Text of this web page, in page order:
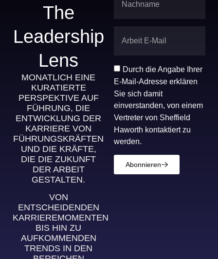
The
Leadership
Lens
MONATLICH EINE
KURATIERTE
PERSPEKTIVE AUF
FÜHRUNG, DIE
ENTWICKLUNG DER
KARRIERE VON
FÜHRUNGSKRÄFTEN
UND DIE KRÄFTE,
DIE DIE ZUKUNFT
DER ARBEIT
GESTALTEN.
VON
ENTSCHEIDENDEN
KARRIEREMOMENTEN
BIS HIN ZU
AUFKOMMENDEN
TRENDS IN DEN
Durch die Angabe Ihrer
E-Mail-Adresse erklären
Sie sich damit
einverstanden, von einem
Vertreter von Sheffield
Haworth kontaktiert zu
werden.
Abonnieren